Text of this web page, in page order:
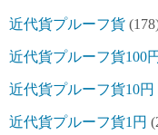
近代貨プルーフ貨
近代貨プルーフ貨100円
近代貨プルーフ貨10円
近代貨プルーフ貨1円